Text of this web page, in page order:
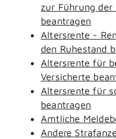
zur Führung der
beantragen
Altersrente -
den Ruhestand
Altersrente für
Versicherte
Altersrente für
beantragen
Amtliche
Andere